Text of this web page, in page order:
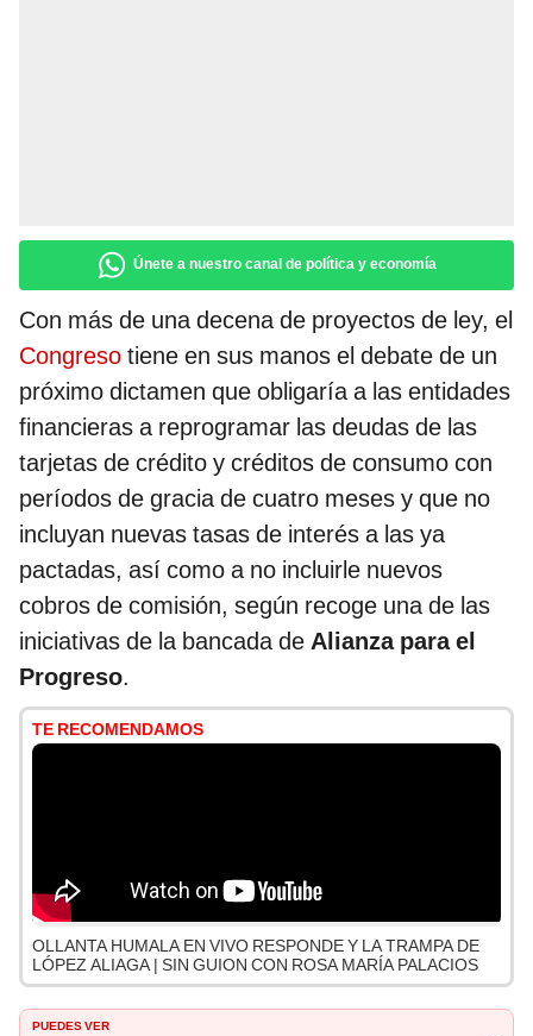
Únete a nuestro canal de política y economía
Con más de una decena de proyectos de ley, el
Congreso tiene en sus manos el debate de un
próximo dictamen que obligaría a las entidades
financieras a reprogramar las deudas de las
tarjetas de crédito y créditos de consumo con
períodos de gracia de cuatro meses y que no
incluyan nuevas tasas de interés a las ya
pactadas, así como a no incluirle nuevos
cobros de comisión, según recoge una de las
iniciativas de la bancada de Alianza para el
Progreso.
TE RECOMENDAMOS
OLLANTA HUMALA EN VIVO RESPONDE Y LA TRAMPA DE
LÓPEZ ALIAGA | SIN GUION CON ROSA MARÍA PALACIOS
PUEDES VER